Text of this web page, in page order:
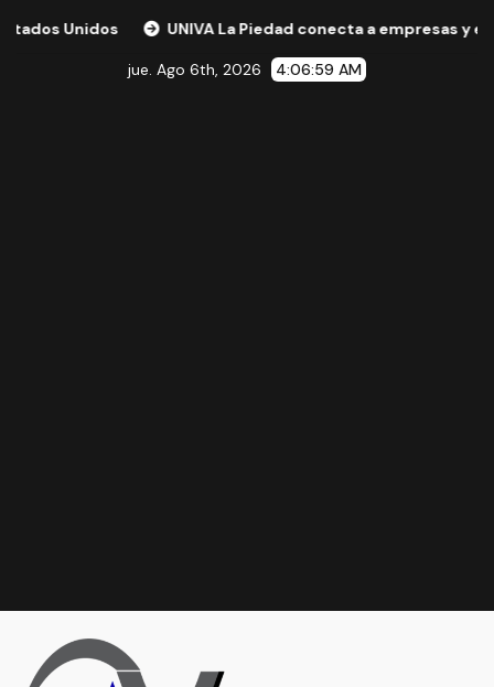
UNIVA La Piedad conecta a empresas y
jue. Ago 6th, 2026 4:07:00 AM